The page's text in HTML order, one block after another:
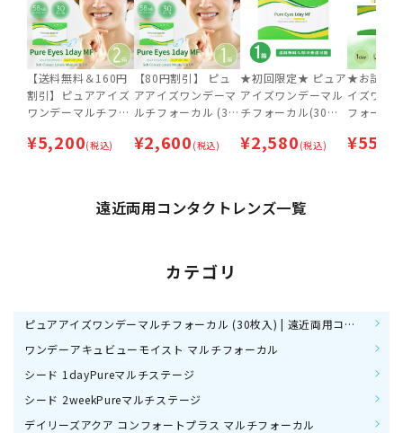
【送料無料＆160円
割引】ピュアアイズ
ワンデーマルチフォ
セット【ネコポス専
¥5,200(税込)
【80円割引】 ピュ
アアイズワンデーマ
ルチフォーカル (30
用】 | 遠近両用コン
¥2,600 (税込)
★初回限定★ ピュア
アイズワンデーマル
チフォーカル(30枚
用】 | 遠近両用コン
¥2,580 (税込)
★お試し
イズワン
フォーカ
用】 | 遠
¥550
遠近両用コンタクトレンズ一覧
カテゴリ
ピュアアイズワンデーマルチフォーカル (30枚入) | 遠近両用コンタクトレンズ
ワンデーアキュビューモイスト マルチフォーカル
シード 1dayPureマルチステージ
シード 2weekPureマルチステージ
デイリーズアクア コンフォートプラス マルチフォーカル